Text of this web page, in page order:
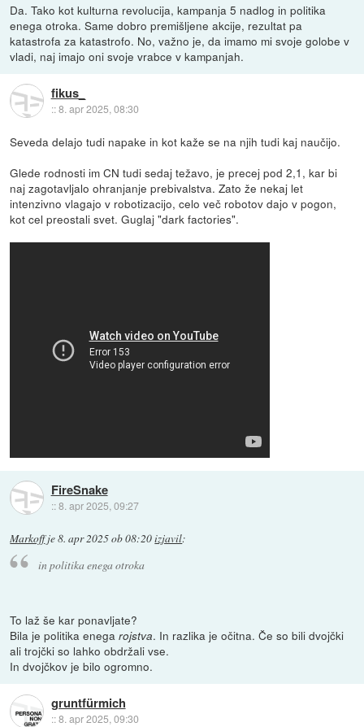
Da. Tako kot kulturna revolucija, kampanja 5 nadlog in politika
enega otroka. Same dobro premišljene akcije, rezultat pa
katastrofa za katastrofo. No, važno je, da imamo mi svoje golobe v
vladi, naj imajo oni svoje vrabce v kampanjah.
fikus_
::8. apr 2025, 08:30
Seveda delajo tudi napake in kot kaže se na njih tudi kaj naučijo.
Glede rodnosti im CN tudi sedaj težavo, je precej pod 2,1, kar bi
naj zagotavljalo ohranjanje prebivalstva. Zato že nekaj let
intenzivno vlagajo v robotizacijo, celo več robotov dajo v pogon,
kot cel preostali svet. Guglaj "dark factories".
FireSnake
::8. apr 2025, 09:27
Markoffje8. apr 2025 ob 08:20izjavil:
in politika enega otroka
To laž še kar ponavljate?
Bila je politika enegarojstva. In razlika je očitna. Če so bili dvojčki
ali trojčki so lahko obdržali vse.
In dvojčkov je bilo ogromno.
gruntfürmich
::8. apr 2025, 09:30